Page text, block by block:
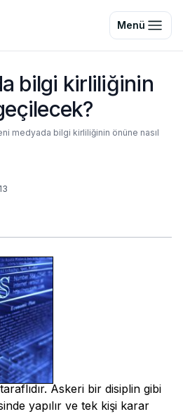
Menü
bilgi kirliliğinin
medyada bilgi kirliliğinin önüne nasıl
Askeri bir disiplin gibi
yapılır ve tek kişi karar